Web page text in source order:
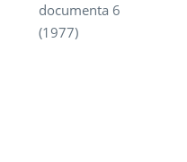
documenta 6
(1977)